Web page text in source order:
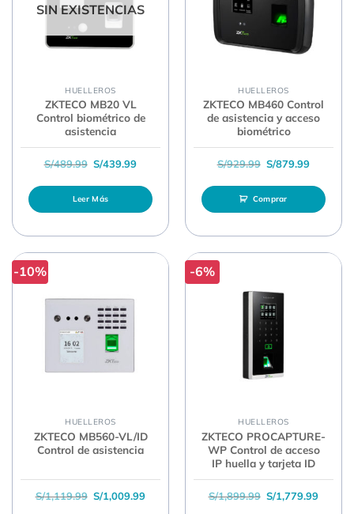
SIN EXISTENCIAS
HUELLEROS
ZKTECO MB20 VL
Control biométrico de
asistencia
S/489.99 El precio original era: S/489.99.
S/439.99El precio actual es: S/439.99.
Leer Más
HUELLEROS
ZKTECO MB460 Control
de asistencia y acceso
biométrico
S/929.99 El precio original
S/879.99El
Comprar
-10%
HUELLEROS
ZKTECO MB560-VL/ID
Control de asistencia
S/1,119.99 El precio original era: S/1,119.99.
S/1,009.99El precio actual es: S/1,009.99.
-6%
HUELLEROS
ZKTECO PROCAPTURE-
WP Control de acceso
IP huella y tarjeta ID
S/1,899.99 El precio original
S/1,779.99El